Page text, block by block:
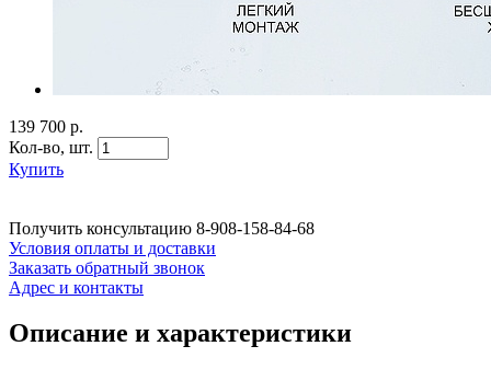
139 700 р.
Кол-во, шт.
Купить
Получить консультацию 8-908-158-84-68
Условия оплаты и доставки
Заказать обратный звонок
Адрес и контакты
Описание и характеристики